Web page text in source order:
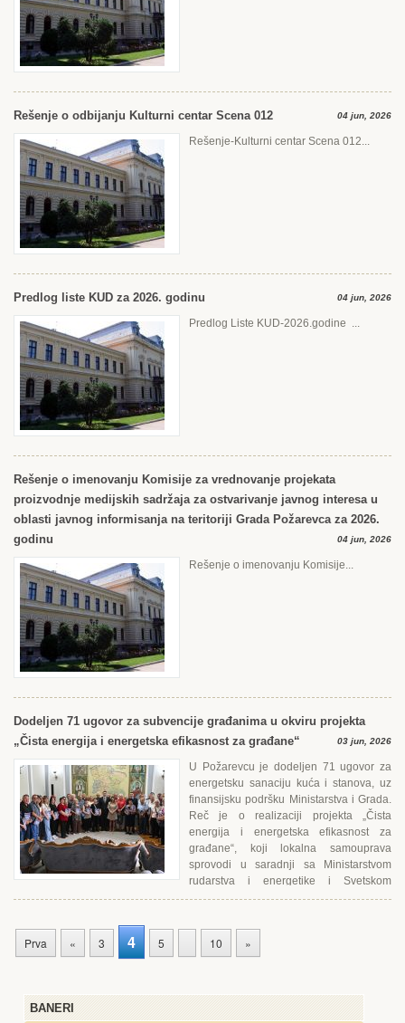
BANERI
Rešenje o odbijanju Kulturni centar Scena 012 04 jun, 2026
Rešenje-Kulturni centar Scena 012...
Predlog liste KUD za 2026. godinu 04 jun, 2026
Predlog Liste KUD-2026.godine ...
Rešenje o imenovanju Komisije za vrednovanje projekata
proizvodnje medijskih sadržaja za ostvarivanje javnog interesa u
oblasti javnog informisanja na teritoriji Grada Požarevca za 2026.
godinu
04 jun, 2026
Rešenje o imenovanju Komisije...
Dodeljen 71 ugovor za subvencije građanima u okviru projekta
„Čista energija i energetska efikasnost za građane“
03 jun, 2026
U Požarevcu je dodeljen 71 ugovor za
energetsku sanaciju kuća i stanova, uz
finansijsku podršku Ministarstva i Grada.
Reč je o realizaciji projekta „Čista
energija i energetska efikasnost za
građane“, koji lokalna samouprava
sprovodi u saradnji sa Ministarstvom
rudarstva i energetike i Svetskom
bankom. ...
Prva « 3 4 5 10 »